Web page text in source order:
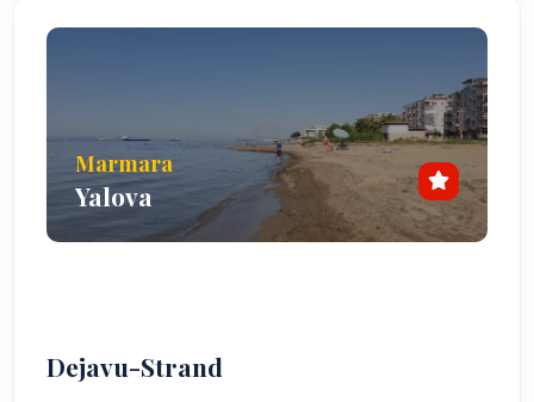
sich in den nahegelegenen Thermalquellen erholen
Marmara
Yalova
Dejavu-Strand